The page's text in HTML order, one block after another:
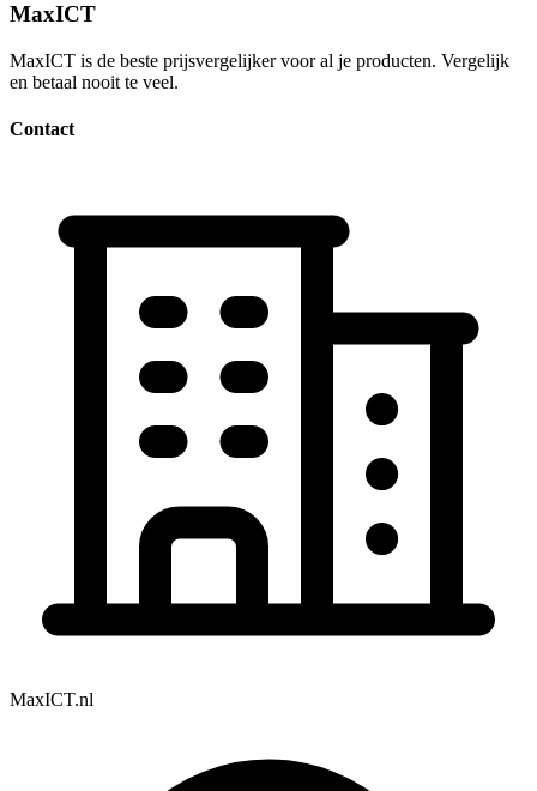
MaxICT
MaxICT is de beste prijsvergelijker voor al je producten. Vergelijk
en betaal nooit te veel.
Contact
MaxICT.nl